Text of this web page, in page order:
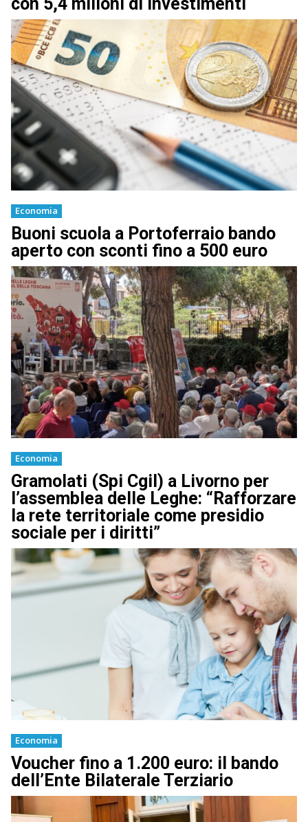
Economia
Buoni scuola a Portoferraio bando
aperto con sconti fino a 500 euro
Economia
Gramolati (Spi Cgil) a Livorno per
l’assemblea delle Leghe: “Rafforzare
la rete territoriale come presidio
sociale per i diritti”
Economia
Voucher fino a 1.200 euro: il bando
dell’Ente Bilaterale Terziario